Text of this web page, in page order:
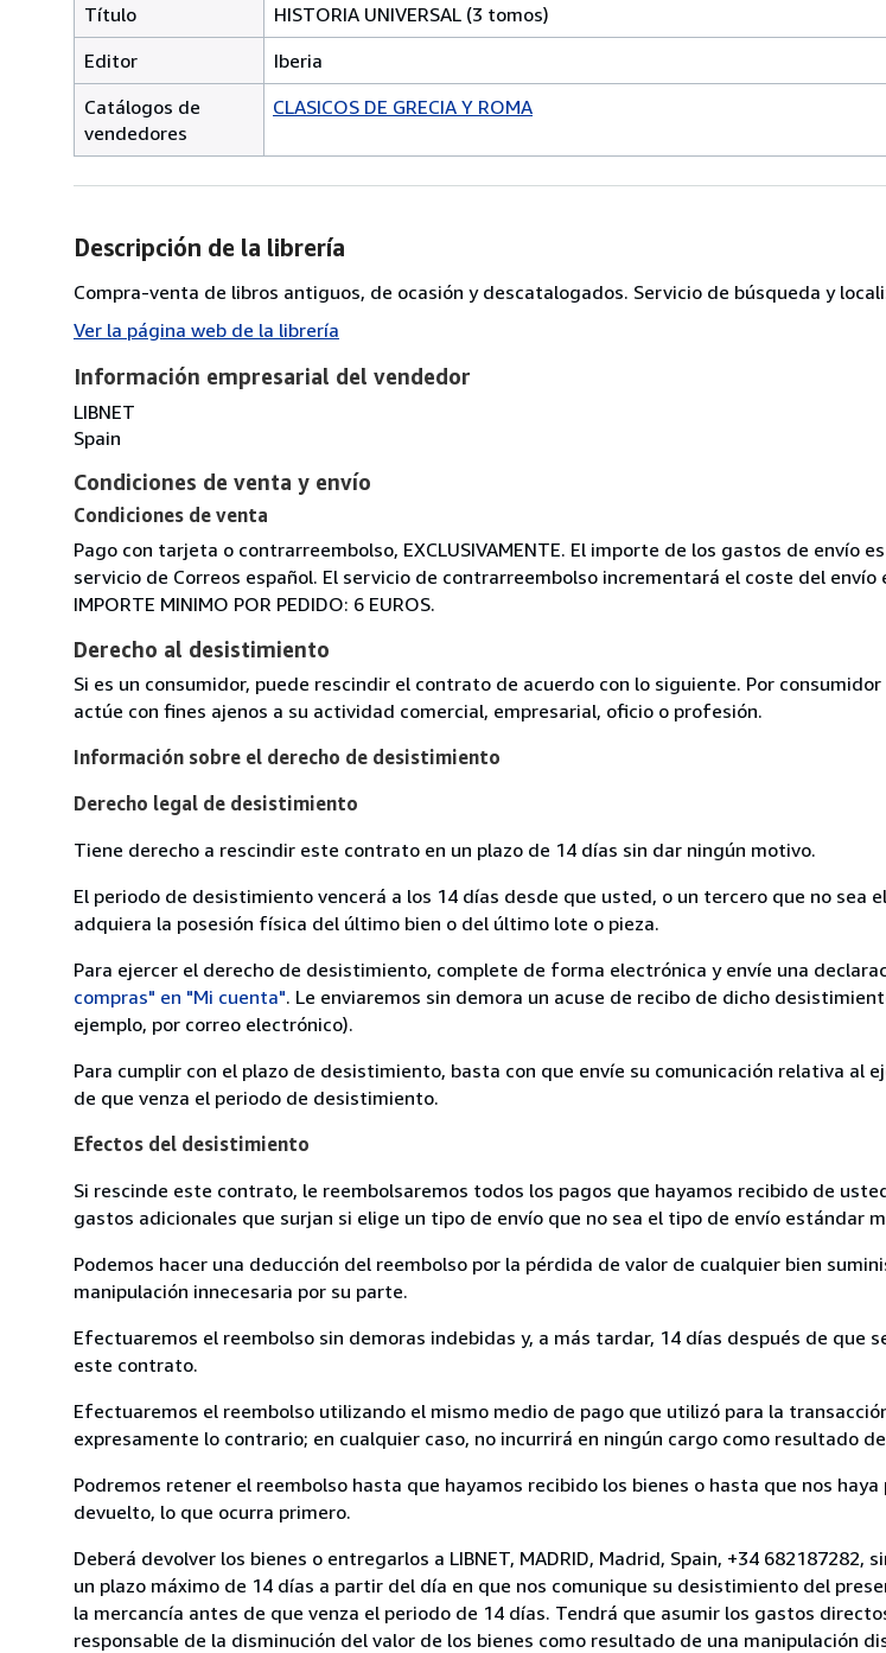
Título
HISTORIA UNIVERSAL (3 tomos)
Editor
Iberia
Catálogos de
vendedores
CLASICOS DE GRECIA Y ROMA
Descripción de la librería
Compra-venta de libros antiguos, de ocasión y descatalogados. Servicio de búsqueda y
Ver la página web de la librería
Información empresarial del vendedor
LIBNET
Spain
Condiciones de venta y envío
Condiciones de venta
Pago con tarjeta o contrarreembolso, EXCLUSIVAMENTE. El importe de los gastos de envío
servicio de Correos español. El servicio de contrarreembolso incrementará el coste del envío
IMPORTE MINIMO POR PEDIDO: 6 EUROS.
Derecho al desistimiento
Si es un consumidor, puede rescindir el contrato de acuerdo con lo siguiente. Por
actúe con fines ajenos a su actividad comercial, empresarial, oficio o profesión.
Información sobre el derecho de desistimiento
Derecho legal de desistimiento
Tiene derecho a rescindir este contrato en un plazo de 14 días sin dar ningún motivo.
El periodo de desistimiento vencerá a los 14 días desde que usted, o un tercero que no sea
adquiera la posesión física del último bien o del último lote o pieza.
Para ejercer el derecho de desistimiento, complete de forma electrónica y envíe una
compras" en "Mi cuenta". Le enviaremos sin demora un acuse de recibo de dicho
ejemplo, por correo electrónico).
Para cumplir con el plazo de desistimiento, basta con que envíe su comunicación relativa al
de que venza el periodo de desistimiento.
Efectos del desistimiento
Si rescinde este contrato, le reembolsaremos todos los pagos que hayamos recibido de
gastos adicionales que surjan si elige un tipo de envío que no sea el tipo de envío estándar
Podemos hacer una deducción del reembolso por la pérdida de valor de cualquier bien
manipulación innecesaria por su parte.
Efectuaremos el reembolso sin demoras indebidas y, a más tardar, 14 días después de que
este contrato.
Efectuaremos el reembolso utilizando el mismo medio de pago que utilizó para la
expresamente lo contrario; en cualquier caso, no incurrirá en ningún cargo como resultado
Podremos retener el reembolso hasta que hayamos recibido los bienes o hasta que nos
devuelto, lo que ocurra primero.
Deberá devolver los bienes o entregarlos a LIBNET, MADRID, Madrid, Spain, +34 682187282,
un plazo máximo de 14 días a partir del día en que nos comunique su desistimiento del
la mercancía antes de que venza el periodo de 14 días. Tendrá que asumir los gastos
responsable de la disminución del valor de los bienes como resultado de una manipulación